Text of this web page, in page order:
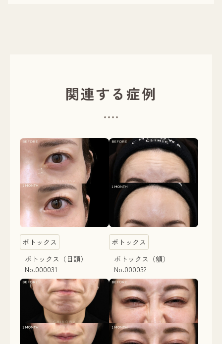
関連する症例
ボトックス
ボトックス（目頭）
No.000031
ボトックス
ボトックス（額）
No.000032